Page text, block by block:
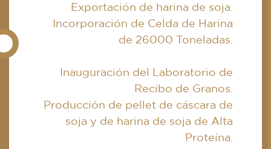
Exportación de harina de soja.
Incorporación de Celda de Harina
de 26000 Toneladas.
Inauguración del Laboratorio de
Recibo de Granos.
Producción de pellet de cáscara de
soja y de harina de soja de Alta
Proteína.